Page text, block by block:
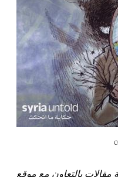
بالتعاون مع موقع